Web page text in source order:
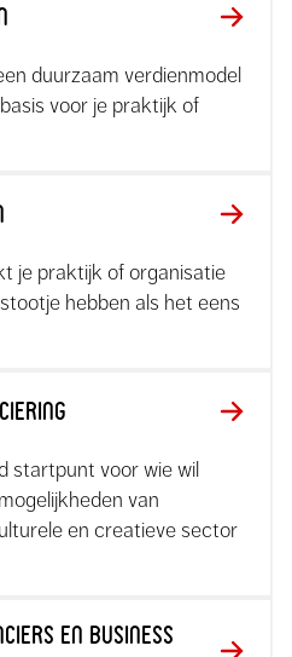
duurzaam verdienmodel
voor je praktijk of
je praktijk of organisatie
hebben als het eens
startpunt voor wie wil
van
en creatieve sector
en business